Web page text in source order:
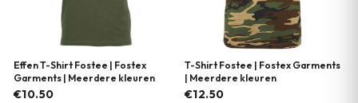
Effen T-Shirt Fostee | Fostex
Garments | Meerdere kleuren
€10.50
T-Shirt Fostee | Fostex Garments
| Meerdere kleuren
€12.50